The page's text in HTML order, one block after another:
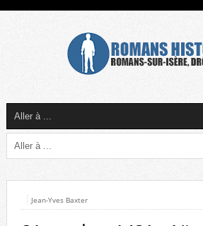
Jean-Yves Baxter